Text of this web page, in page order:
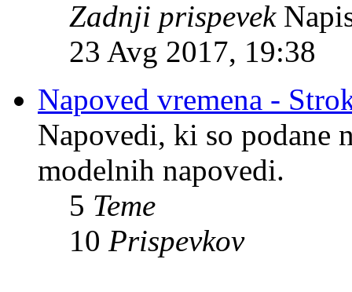
Zadnji prispevek
23 Avg 2017, 19:38
Napoved vremena -
Napovedi, ki so podane
modelnih napovedi.
5 Teme
10 Prispevkov